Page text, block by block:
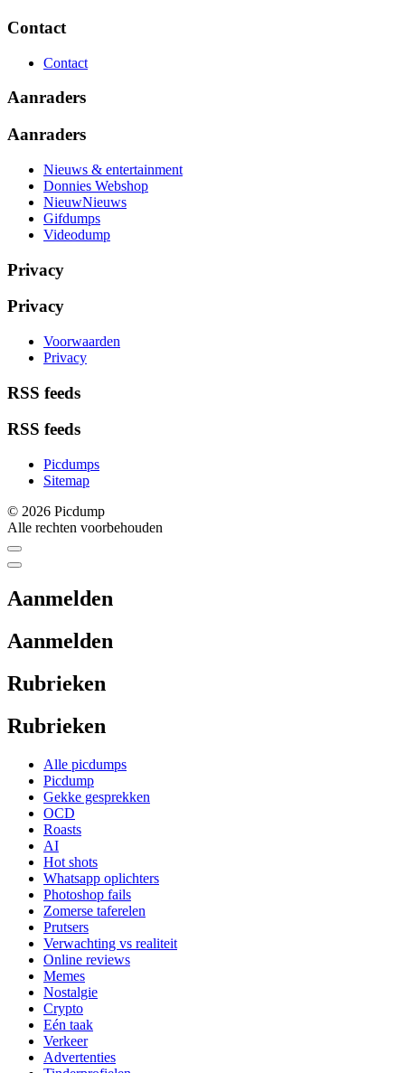
Contact
Contact
Aanraders
Aanraders
Nieuws & entertainment
Donnies Webshop
NieuwNieuws
Gifdumps
Videodump
Privacy
Privacy
Voorwaarden
Privacy
RSS feeds
RSS feeds
Picdumps
Sitemap
© 2026 Picdump
Alle rechten voorbehouden
Aanmelden
Aanmelden
Rubrieken
Rubrieken
Alle picdumps
Picdump
Gekke gesprekken
OCD
Roasts
AI
Hot shots
Whatsapp oplichters
Photoshop fails
Zomerse taferelen
Prutsers
Verwachting vs realiteit
Online reviews
Memes
Nostalgie
Crypto
Eén taak
Verkeer
Advertenties